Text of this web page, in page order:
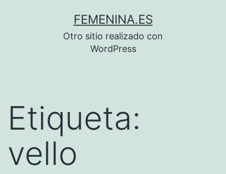
FEMENINA.ES
Otro sitio realizado con
WordPress
Etiqueta:
vello